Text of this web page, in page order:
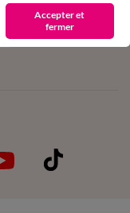
Accepter et
fermer